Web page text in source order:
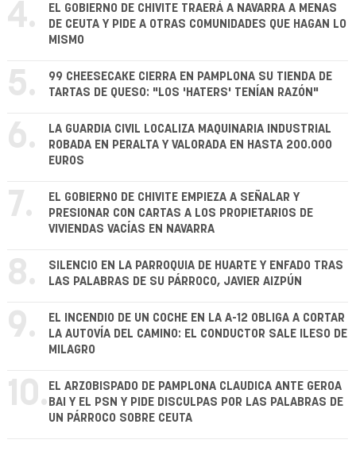
4.
EL GOBIERNO DE CHIVITE TRAERÁ A NAVARRA A MENAS
DE CEUTA Y PIDE A OTRAS COMUNIDADES QUE HAGAN LO
MISMO
5.
99 CHEESECAKE CIERRA EN PAMPLONA SU TIENDA DE
TARTAS DE QUESO: "LOS 'HATERS' TENÍAN RAZÓN"
6.
LA GUARDIA CIVIL LOCALIZA MAQUINARIA INDUSTRIAL
ROBADA EN PERALTA Y VALORADA EN HASTA 200.000
EUROS
7.
EL GOBIERNO DE CHIVITE EMPIEZA A SEÑALAR Y
PRESIONAR CON CARTAS A LOS PROPIETARIOS DE
VIVIENDAS VACÍAS EN NAVARRA
8.
SILENCIO EN LA PARROQUIA DE HUARTE Y ENFADO TRAS
LAS PALABRAS DE SU PÁRROCO, JAVIER AIZPÚN
9.
EL INCENDIO DE UN COCHE EN LA A-12 OBLIGA A CORTAR
LA AUTOVÍA DEL CAMINO: EL CONDUCTOR SALE ILESO DE
MILAGRO
10. EL ARZOBISPADO DE PAMPLONA CLAUDICA ANTE GEROA
BAI Y EL PSN Y PIDE DISCULPAS POR LAS PALABRAS DE
UN PÁRROCO SOBRE CEUTA